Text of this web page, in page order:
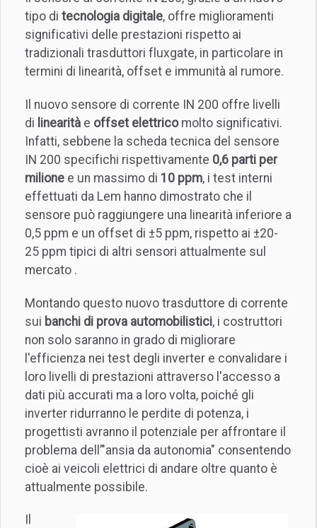
tipo di tecnologia digitale, offre miglioramenti
significativi delle prestazioni rispetto ai
tradizionali trasduttori fluxgate, in particolare in
termini di linearità, offset e immunità al rumore.
Il nuovo sensore di corrente IN 200 offre livelli
di linearità e offset elettricomolto significativi.
Infatti, sebbene la scheda tecnica del sensore
IN 200 specifichi rispettivamente 0,6 parti per
milione e un massimo di 10 ppm, i test interni
effettuati da Lem hanno dimostrato che il
sensore può raggiungere una linearità inferiore a
0,5 ppm e un offset di ±5 ppm, rispetto ai ±20-
25 ppm tipici di altri sensori attualmente sul
mercato .
Montando questo nuovo trasduttore di corrente
sui banchi di prova automobilistici, i costruttori
non solo saranno in grado di migliorare
l'efficienza nei test degli inverter e convalidare i
loro livelli di prestazioni attraverso l'accesso a
dati più accurati ma a loro volta, poiché gli
inverter ridurranno le perdite di potenza, i
progettisti avranno il potenziale per affrontare il
problema dell’"ansia da autonomia" consentendo
cioè ai veicoli elettrici di andare oltre quanto è
attualmente possibile.